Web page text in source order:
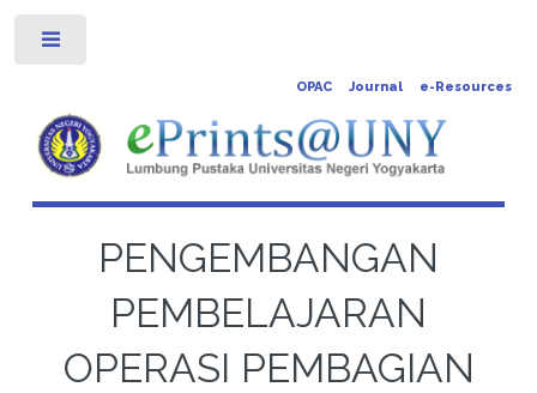
OPAC Journal e-Resources
PENGEMBANGAN
PEMBELAJARAN
OPERASI PEMBAGIAN